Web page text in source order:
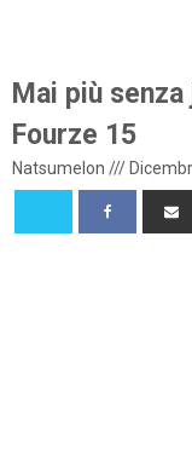
Mai più
Fourze 15
Natsumelon ///